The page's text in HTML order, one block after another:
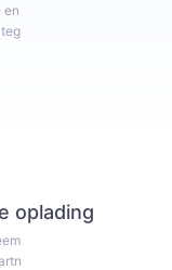
en
oplading